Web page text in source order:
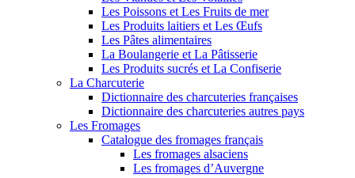
Les Poissons et Les Fruits de mer
Les Produits laitiers et Les Œufs
Les Pâtes alimentaires
La Boulangerie et La Pâtisserie
Les Produits sucrés et La Confiserie
La Charcuterie
Dictionnaire des charcuteries françaises
Dictionnaire des charcuteries autres pays
Les Fromages
Catalogue des fromages français
Les fromages alsaciens
Les fromages d’Auvergne